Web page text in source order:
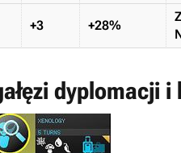
+3 +28%
dyplomacji i